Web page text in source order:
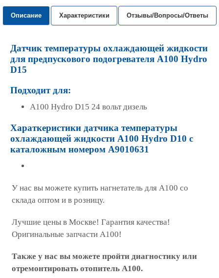
Описание Характеристики Отзывы/Вопросы/Ответы
Датчик температуры охлаждающей жидкости
для предпускового подогревателя A100 Hydro
D15
Подходит для:
A100 Hydro D15 24 вольт дизель
Хараткеристики датчика температуры
охлаждающей жидкости A100 Hydro D10 с
каталожным номером A9010631
У нас вы можете купить нагнетатель для А100 со
склада оптом и в розницу.
Лучшие цены в Москве! Гарантия качества!
Оригинальные запчасти А100!
Также у нас вы можете пройти диагностику или
отремонтировать отопитель А100.